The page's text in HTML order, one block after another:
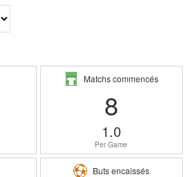
Matchs commencés
8
1.0
Per Game
Buts encaissés